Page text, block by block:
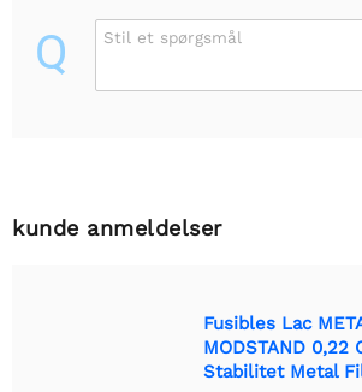
Q Stil et spørgsmål
kunde anmeldelser
Fusibles Lac
MODSTAND 0,22
Stabilitet Metal